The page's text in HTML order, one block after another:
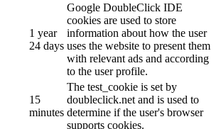
1 year
24 days
Google DoubleClick IDE
cookies are used to store
information about how the user
uses the website to present them
with relevant ads and according
to the user profile.
15
minutes
The test_cookie is set by
doubleclick.net and is used to
determine if the user's browser
supports cookies.